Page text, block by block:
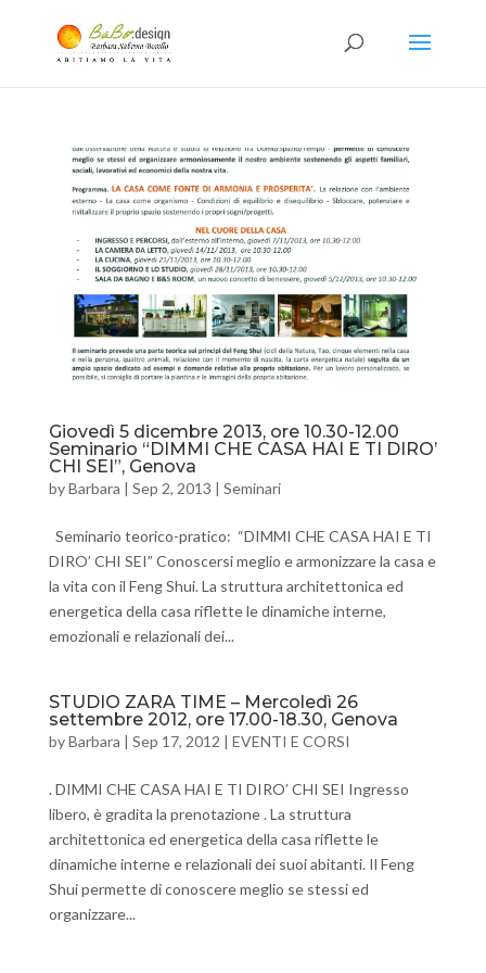
Giovedì 5 dicembre 2013, ore 10.30-12.00
Seminario “DIMMI CHE CASA HAI E TI DIRO’
CHI SEI”, Genova
byBarbara | Sep 2, 2013 | Seminari
Seminario teorico-pratico: “DIMMI CHE CASA HAI E TI
DIRO’ CHI SEI” Conoscersi meglio e armonizzare la casa e
la vita con il Feng Shui. La struttura architettonica ed
energetica della casa riflette le dinamiche interne,
emozionali e relazionali dei...
STUDIO ZARA TIME – Mercoledì 26
settembre 2012, ore 17.00-18.30, Genova
byBarbara | Sep 17, 2012 | EVENTI E CORSI
. DIMMI CHE CASA HAI E TI DIRO’ CHI SEI Ingresso
libero, è gradita la prenotazione . La struttura
architettonica ed energetica della casa riflette le
dinamiche interne e relazionali dei suoi abitanti. Il Feng
Shui permette di conoscere meglio se stessi ed
organizzare...